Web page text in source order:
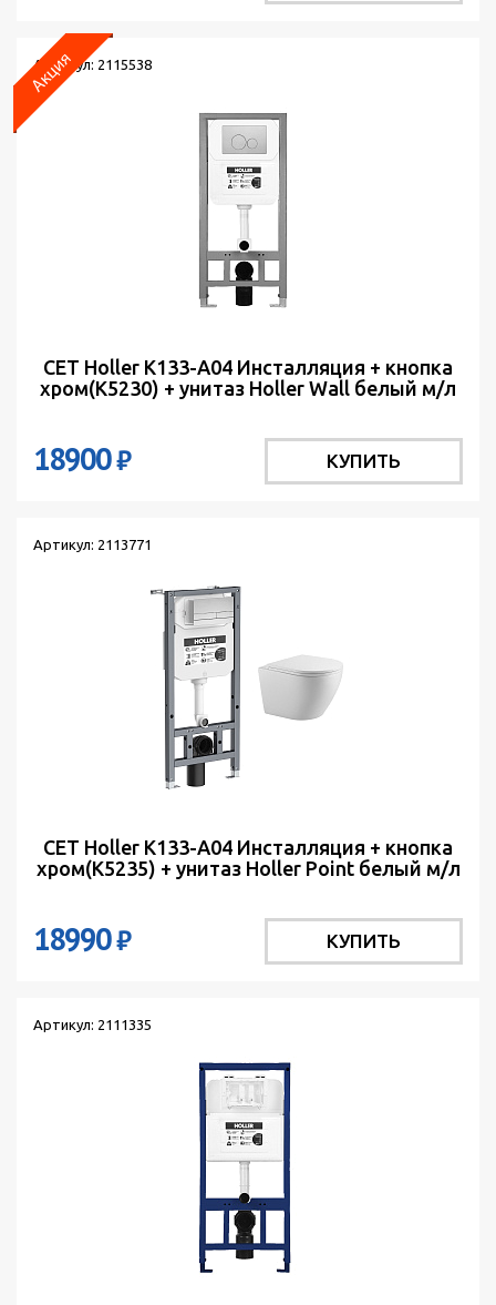
Артикул: 2115538
СЕТ Holler K133-A04 Инсталляция + кнопка
хром(K5230) + унитаз Holler Wall белый м/л
18900₽ КУПИТЬ
Артикул: 2113771
СЕТ Holler K133-A04 Инсталляция + кнопка
хром(K5235) + унитаз Holler Point белый м/л
18990₽ КУПИТЬ
Артикул: 2111335